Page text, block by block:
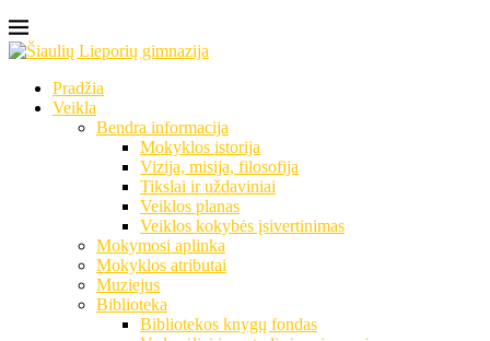
Pradžia
Veikla
Bendra informacija
Mokyklos istorija
Vizija, misija, filosofija
Tikslai ir uždaviniai
Veiklos planas
Veiklos kokybės įsivertinimas
Mokymosi aplinka
Mokyklos atributai
Muziejus
Biblioteka
Bibliotekos knygų fondas